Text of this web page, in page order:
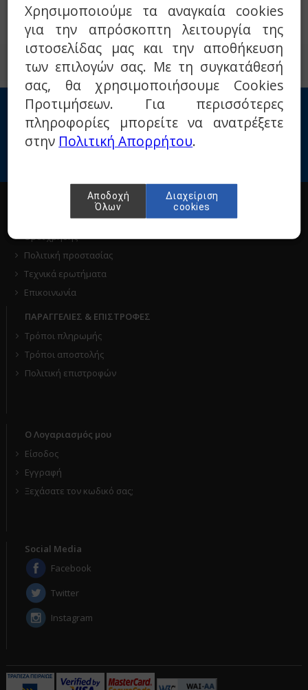
Εγγραφείτε στο Νewsletter μας
Σχετικά με μας
Όροι χρήσης
Πολιτική προστασίας
Τεχνικά ερωτήματα
Επικοινωνία
ΠΑΡΑΓΓΕΛΙΕΣ & ΕΠΙΣΤΡΟΦΕΣ
Τρόποι πληρωμής
Τρόποι αποστολής
Πολιτική επιστροφών
Ο Λογαριασμός μου
Είσοδος
Εγγραφή
Ξεχάσατε τον κωδικό σας;
Social Media
Facebook
Twitter
Instagram
Χρησιμοποιούμε τα αναγκαία cookies
για την απρόσκοπτη λειτουργία της
ιστοσελίδας μας και την αποθήκευση
των επιλογών σας. Με τη συγκατάθεσή
σας, θα χρησιμοποιήσουμε Cookies
Προτιμήσεων. Για περισσότερες
πληροφορίες μπορείτε να ανατρέξετε
στην Πολιτική Απορρήτου.
Αποδοχή
Όλων
Διαχείριση
cookies